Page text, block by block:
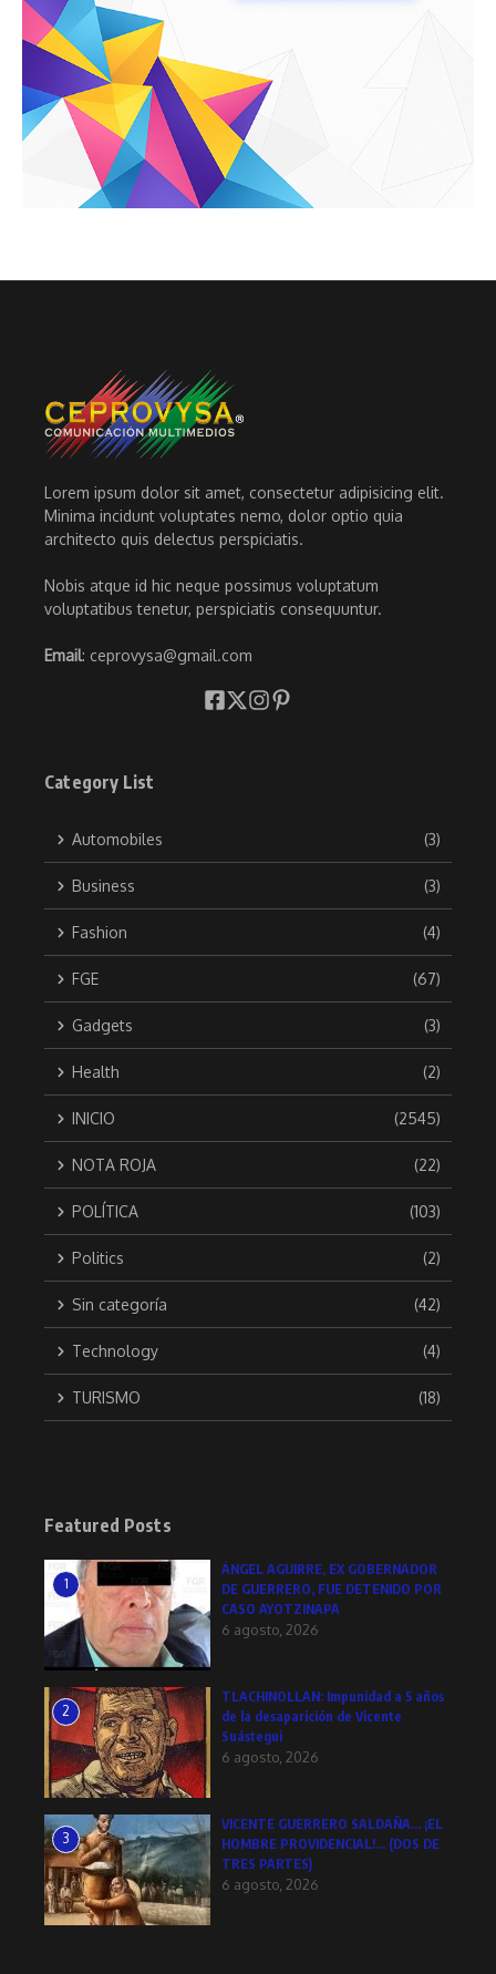
Lorem ipsum dolor sit amet, consectetur adipisicing elit.
Minima incidunt voluptates nemo, dolor optio quia
architecto quis delectus perspiciatis.
Nobis atque id hic neque possimus voluptatum
voluptatibus tenetur, perspiciatis consequuntur.
Email: ceprovysa@gmail.com
Category List
Automobiles (3)
Business (3)
Fashion (4)
FGE (67)
Gadgets (3)
Health (2)
INICIO (2545)
NOTA ROJA (22)
POLÍTICA (103)
Politics (2)
Sin categoría (42)
Technology (4)
TURISMO (18)
Featured Posts
1
ÁNGEL AGUIRRE, EX GOBERNADOR
DE GUERRERO, FUE DETENIDO POR
CASO AYOTZINAPA
6 agosto, 2026
2
TLACHINOLLAN: Impunidad a 5 años
de la desaparición de Vicente
Suástegui
6 agosto, 2026
3
VICENTE GUERRERO SALDAÑA… ¡EL
HOMBRE PROVIDENCIAL!… (DOS DE
TRES PARTES)
6 agosto, 2026